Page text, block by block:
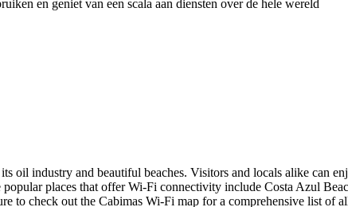
en geniet van een scala aan diensten over de hele wereld
oil industry and beautiful beaches. Visitors and locals alike can
places that offer Wi-Fi connectivity include Costa Azul
check out the Cabimas Wi-Fi map for a comprehensive list of